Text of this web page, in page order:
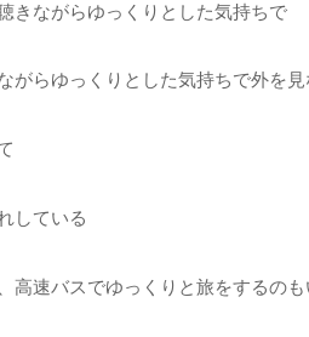
きながらゆっくりとした気持ちで
がらゆっくりとした気持ちで外を
している
高速バスでゆっくりと旅をするのも